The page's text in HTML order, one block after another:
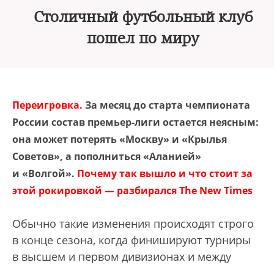
Столичный футбольный клуб
пошел по миру
Переигровка. За месяц до старта чемпионата
России состав премьер-лиги остается неясным:
она может потерять «Москву» и «Крылья
Советов», а пополниться «Аланией»
и «Волгой». Почему так вышло и что стоит за
этой рокировкой — разбирался The New Times
Обычно такие изменения происходят строго
в конце сезона, когда финишируют турниры
в высшем и первом дивизионах и между